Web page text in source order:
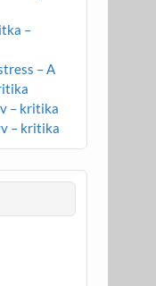
–
– A
– kritika
– kritika